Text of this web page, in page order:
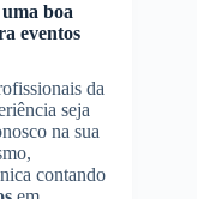
boa
eventos
da
seja
na sua
contando